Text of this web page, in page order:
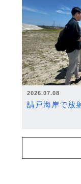
2026.07.08
請戸海岸で放